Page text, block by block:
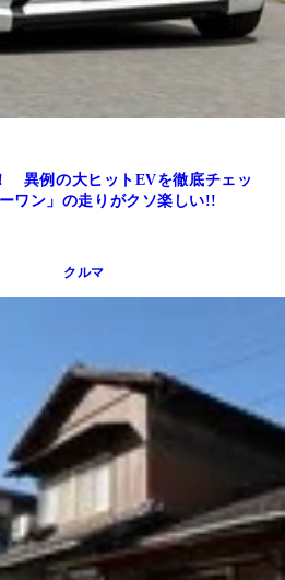
異例の大ヒットEVを徹底チェッ
ワン」の走りがクソ楽しい!!
クルマ